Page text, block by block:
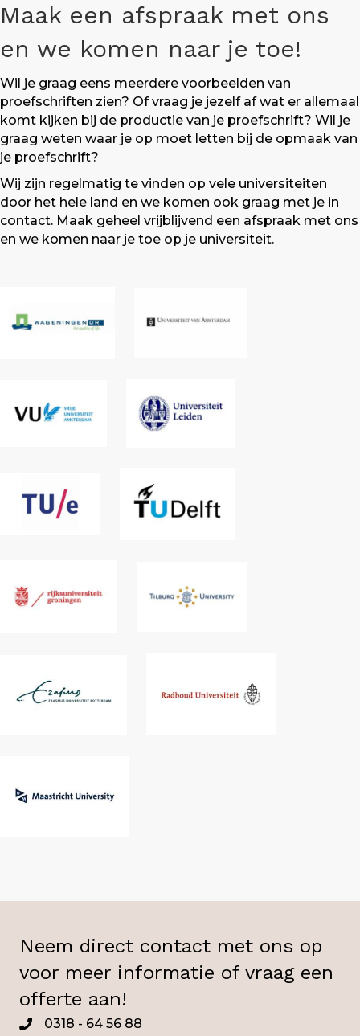
Maak een afspraak met ons
en we komen naar je toe!
Wil je graag eens meerdere voorbeelden van
proefschriften zien? Of vraag je jezelf af wat er allemaal
komt kijken bij de productie van je proefschrift? Wil je
graag weten waar je op moet letten bij de opmaak van
je proefschrift?
Wij zijn regelmatig te vinden op vele universiteiten
door het hele land en we komen ook graag met je in
contact. Maak geheel vrijblijvend een afspraak met ons
en we komen naar je toe op je universiteit.
Neem direct contact met ons op
voor meer informatie of vraag een
offerte aan!
03450318 - 64 56 88